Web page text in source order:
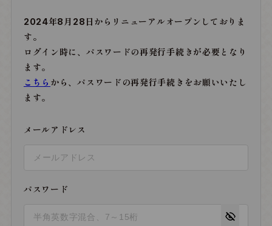
2024年8月28日からリニューアルオープンしておりま
す。
ログイン時に、パスワードの再発行手続きが必要となり
ます。
こちら から、パスワードの再発行手続きをお願いいたし
ます。
メールアドレス
パスワード